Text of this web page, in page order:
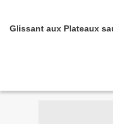
Glissant aux Plateaux